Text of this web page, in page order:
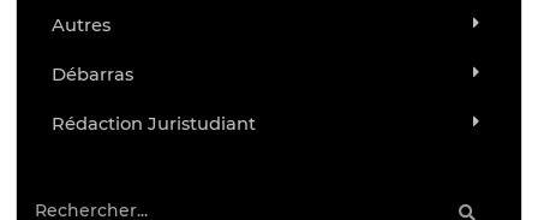
Autres
Débarras
Rédaction Juristudiant